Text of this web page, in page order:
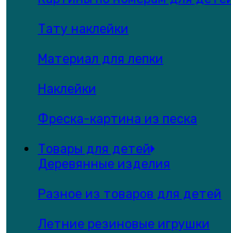
Тату наклейки
Материал для лепки
Наклейки
Фреска-картина из песка
Товары для детей
Деревянные изделия
Разное из товаров для детей
Летние резиновые игрушки